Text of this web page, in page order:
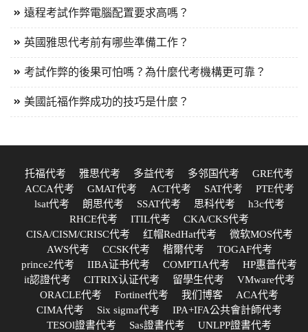
遠程考試作弊電腦配置要求高嗎？
英國雅思代考前有哪些準備工作？
考試作弊的後果可怕嗎？為什麼代考機構更可靠？
美國託福作弊成功的技巧是什麼？
托福代考 雅思代考 多益代考 多邻国代考
GRE代考
ACCA代考
GMAT代考 ACT代考 SAT代考
PTE代考
lsat代考
朗思代考 SSAT代考 思科代考
h3c代考
RHCE代考
ITIL代考
CKA/CKS代考
CISA/CISM/CRISC代考
红帽RedHat代考
微软MOS代考
AWS代考
CCSK代考 楷爾代考
TOGAF代考
prince2代考
IIBA证书代考 COMPTIA代考
HP惠普代考
it認證代考
CITRIX认证代考 留學生代考
VMware代考
ORACLE代考
Fortinet代考 我们博客
ACA代考
CIMA代考
Six sigma代考
IPA+IFA公共會計師代考
TESOl證書代考
Sas證書代考
UNLPP證書代考